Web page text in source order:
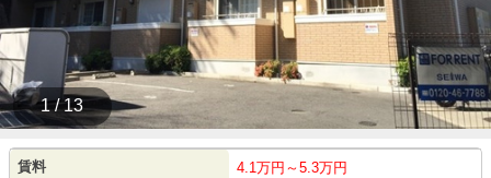
1 / 13
賃料 4.1万円～5.3万円